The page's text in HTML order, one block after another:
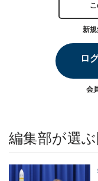
新
ロ
会
編集部が選